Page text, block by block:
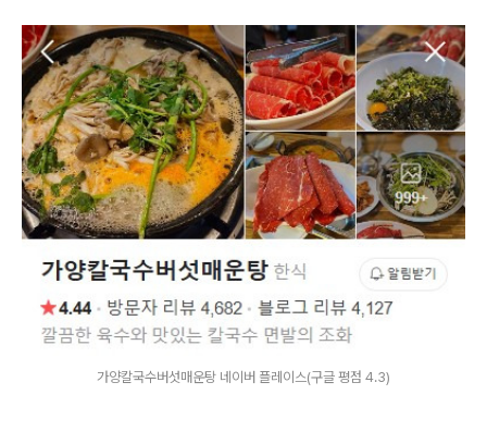
가양칼국수버섯매운탕 네이버 플레이스(구글 평점 4.3)